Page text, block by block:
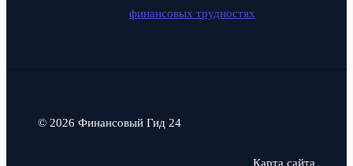
финансовых трудностях
© 2026 Финансовый Гид 24
Карта сайта